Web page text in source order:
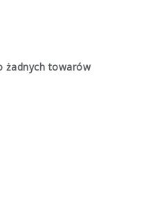
żadnych towarów